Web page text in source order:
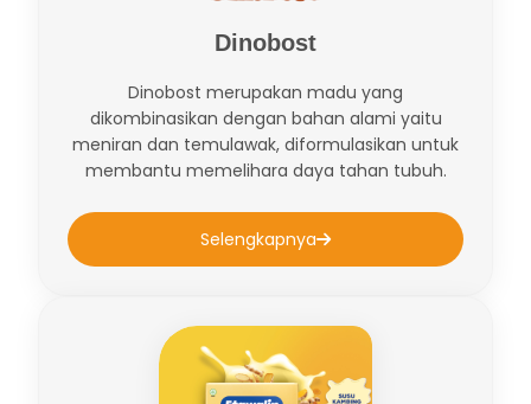
Dinobost
Dinobost merupakan madu yang
dikombinasikan dengan bahan alami yaitu
meniran dan temulawak, diformulasikan untuk
membantu memelihara daya tahan tubuh.
Selengkapnya